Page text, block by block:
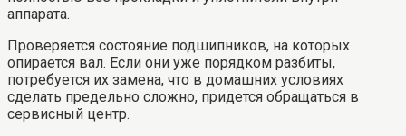
аппарата.
Проверяется состояние подшипников, на которых
опирается вал. Если они уже порядком разбиты,
потребуется их замена, что в домашних условиях
сделать предельно сложно, придется обращаться в
сервисный центр.